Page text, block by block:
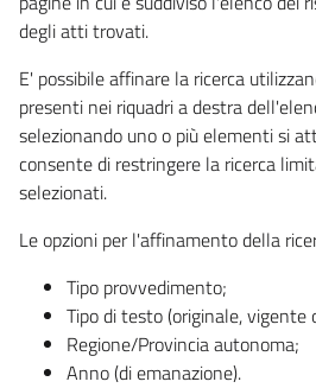
degli atti trovati.
E' possibile affinare la ricerca
presenti nei riquadri a destra
selezionando uno o più elementi si
consente di restringere la ricerca
selezionati.
Le opzioni per l'affinamento della
Tipo provvedimento;
Tipo di testo (originale, vigente
Regione/Provincia autonoma;
Anno (di emanazione).